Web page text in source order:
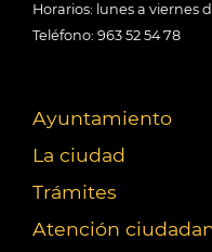
Horarios: lunes a viernes
Teléfono: 963 52 54 78
Ayuntamiento
La ciudad
Trámites
Atención